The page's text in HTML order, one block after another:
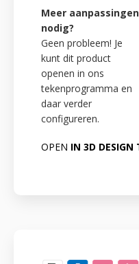
Meer aanpassingen
nodig?
Geen probleem! Je
kunt dit product
openen in ons
tekenprogramma en
daar verder
configureren.
OPEN IN 3D DESIGN